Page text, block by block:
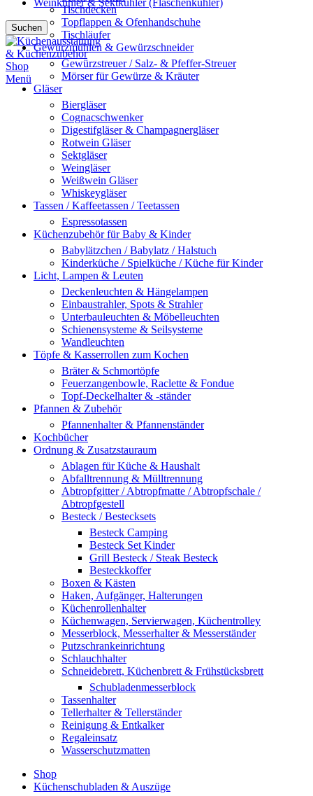
Weinkühler & Sektkühler (Flaschenkühler)
Suchen
Menü
Tischdecken
Topflappen & Ofenhandschuhe
Tischläufer
Gewürzmühlen & Gewürzschneider
Gewürzstreuer / Salz- & Pfeffer-Streuer
Mörser für Gewürze & Kräuter
Gläser
Biergläser
Cognacschwenker
Digestifgläser & Champagnergläser
Rotwein Gläser
Sektgläser
Weingläser
Weißwein Gläser
Whiskeygläser
Tassen / Kaffeetassen / Teetassen
Espressotassen
Küchenzubehör für Baby & Kinder
Babylätzchen / Babylatz / Halstuch
Kinderküche / Spielküche / Küche für Kinder
Licht, Lampen & Leuten
Deckenleuchten & Hängelampen
Einbaustrahler, Spots & Strahler
Unterbauleuchten & Möbelleuchten
Schienensysteme & Seilsysteme
Wandleuchten
Töpfe & Kasserrollen zum Kochen
Bräter & Schmortöpfe
Feuerzangenbowle, Raclette & Fondue
Topf-Deckelhalter & -ständer
Pfannen & Zubehör
Pfannenhalter & Pfannenständer
Kochbücher
Ordnung & Zusatzstauraum
Ablagen für Küche & Haushalt
Abfalltrennung & Mülltrennung
Abtropfgitter / Abtropfmatte / Abtropfschale /
Abtropfgestell
Besteck / Bestecksets
Besteck Camping
Besteck Set Kinder
Grill Besteck / Steak Besteck
Besteckkoffer
Boxen & Kästen
Haken, Aufgänger, Halterungen
Küchenrollenhalter
Küchenwagen, Servierwagen, Küchentrolley
Messerblock, Messerhalter & Messerständer
Putzschrankeinrichtung
Schlauchhalter
Schneidebrett, Küchenbrett & Frühstücksbrett
Schubladenmesserblock
Tassenhalter
Tellerhalter & Tellerständer
Reinigung & Entkalker
Regaleinsatz
Wasserschutzmatten
Shop
Küchenschubladen & Auszüge